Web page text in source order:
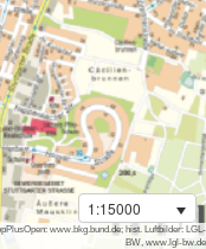
i
1:15000
www.bkg.bund.de; hist. Luftbilder: LGL-
BW, www.lgl-bw.de